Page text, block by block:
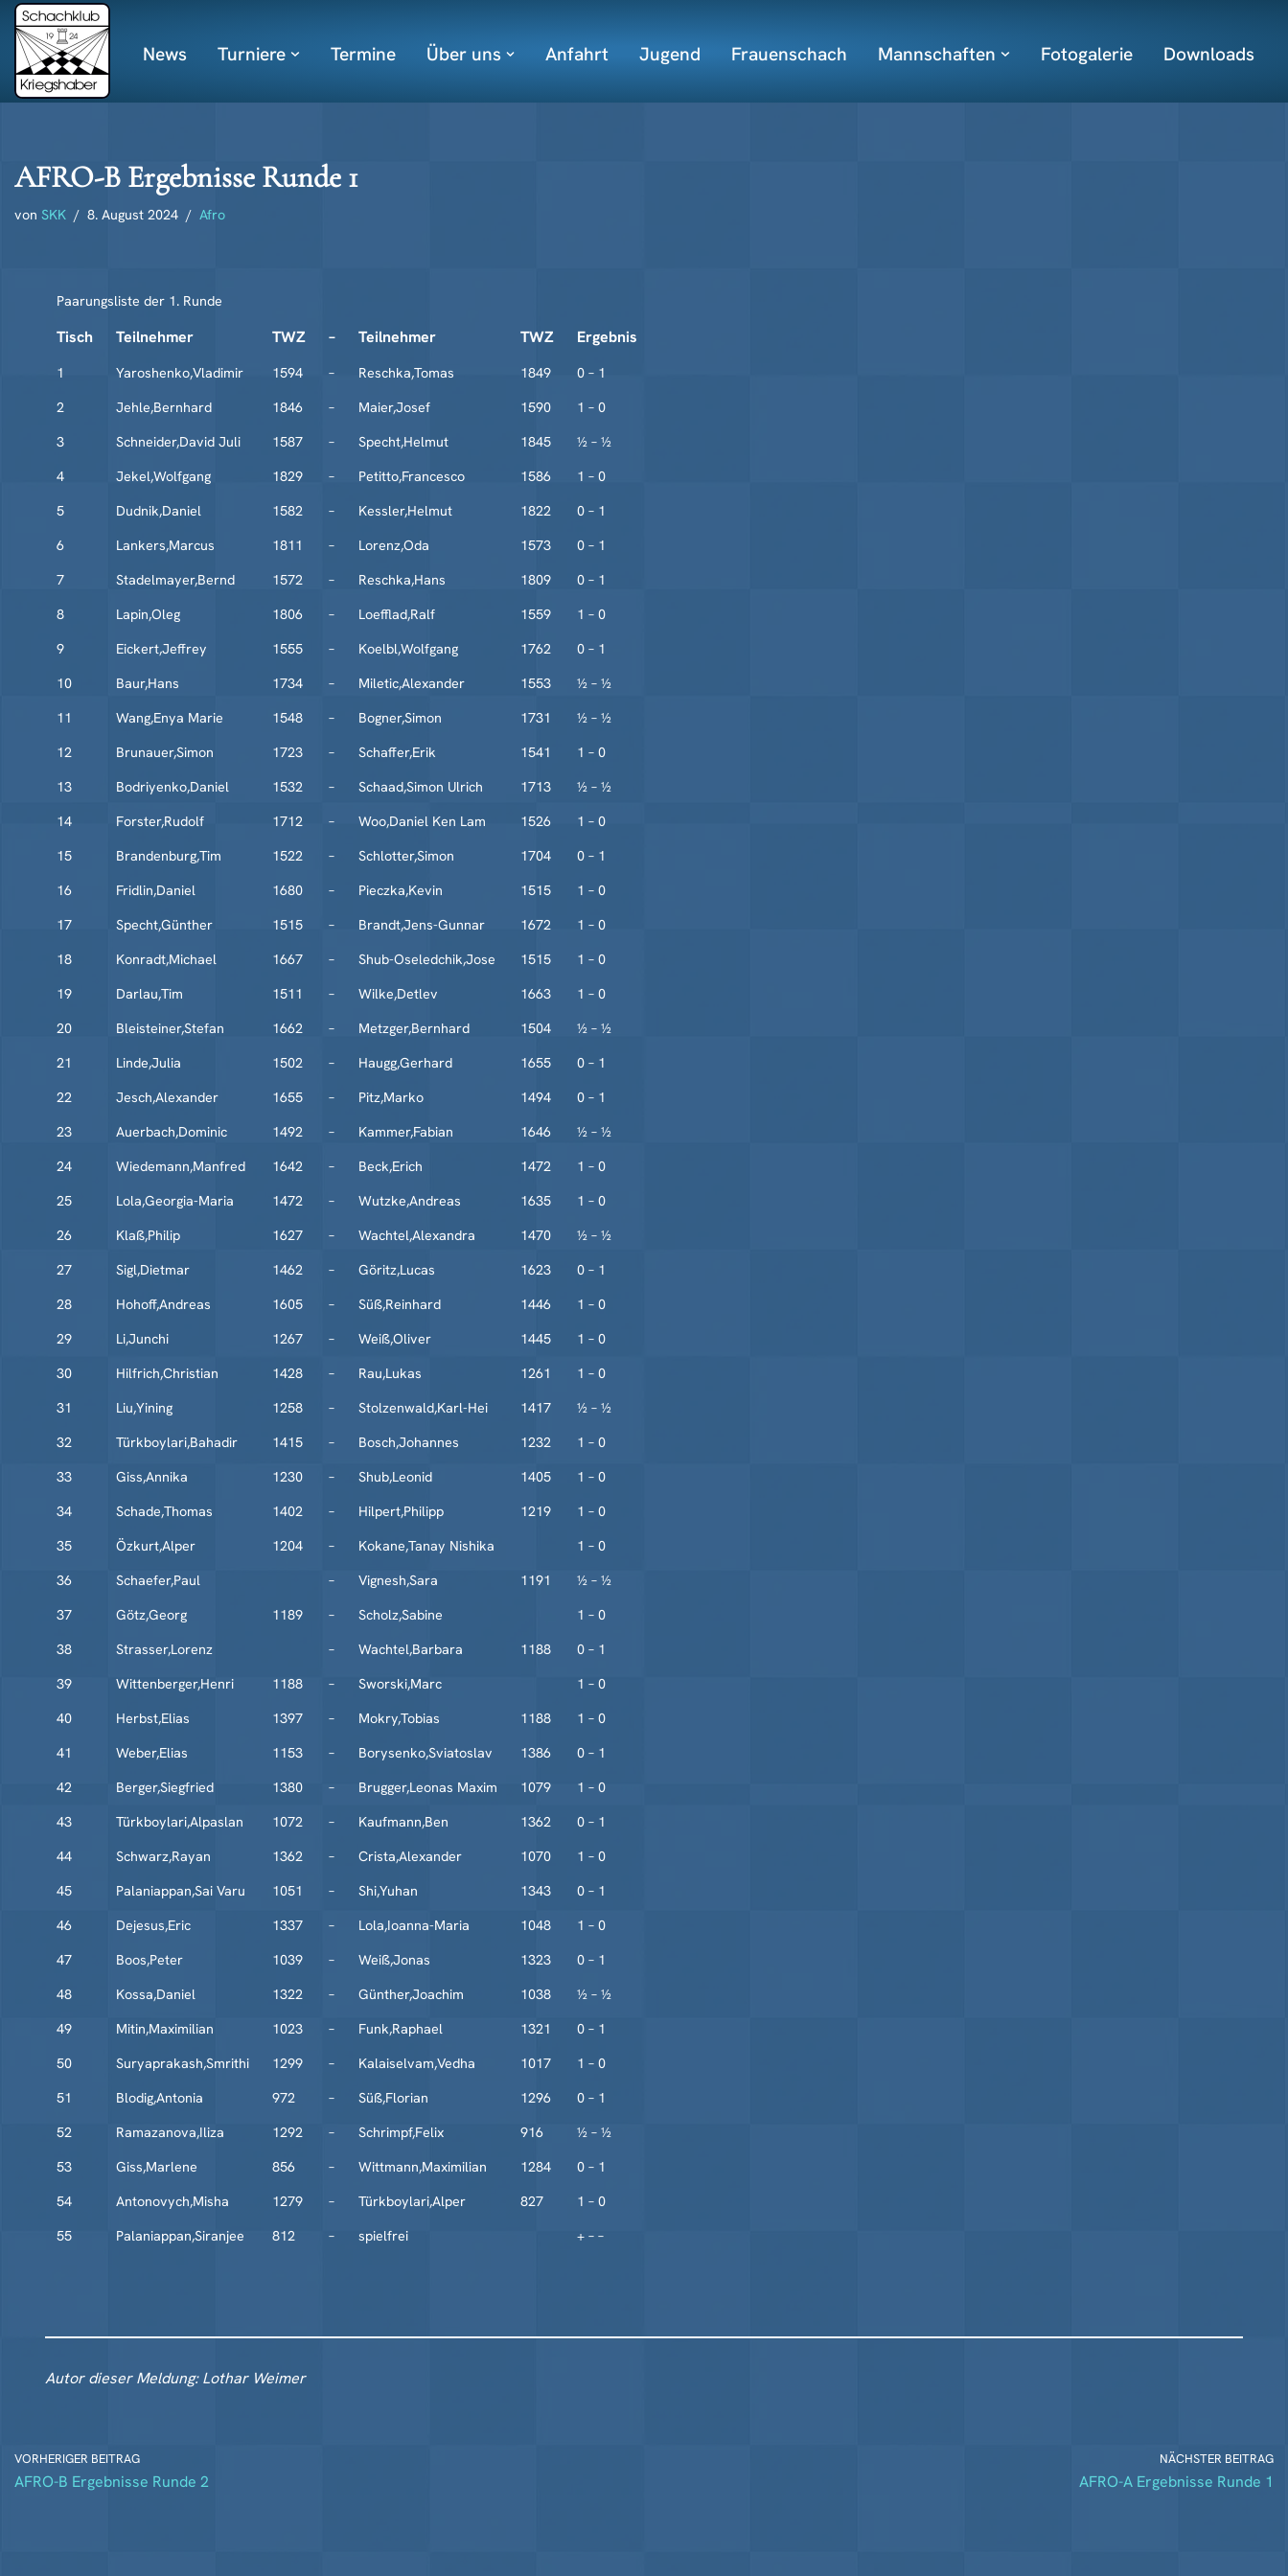
Zum
Inhalt
springen
News Turniere Termine Über uns Anfahrt Jugend Frauenschach Mannschaften Fotogalerie Downloads
AFRO-B Ergebnisse Runde 1
von SKK 8. August 2024 Afro
Paarungsliste der 1. Runde
Tisch Teilnehmer TWZ – Teilnehmer TWZ Ergebnis
1 Yaroshenko,Vladimir 1594 – Reschka,Tomas 1849
0 – 1
2
Jehle,Bernhard 1846 – Maier,Josef 1590
1 – 0
3
Schneider,David Juli 1587 – Specht,Helmut 1845
½ – ½
4
Jekel,Wolfgang 1829 – Petitto,Francesco 1586
1 – 0
5
Dudnik,Daniel 1582 – Kessler,Helmut 1822
0 – 1
6
Lankers,Marcus 1811 – Lorenz,Oda 1573
0 – 1
7
Stadelmayer,Bernd 1572 – Reschka,Hans 1809
0 – 1
8
Lapin,Oleg 1806 – Loefflad,Ralf 1559
1 – 0
9
Eickert,Jeffrey 1555 – Koelbl,Wolfgang 1762
0 – 1
10
Baur,Hans 1734 – Miletic,Alexander 1553
½ – ½
11
Wang,Enya Marie 1548 – Bogner,Simon 1731
½ – ½
12
Brunauer,Simon 1723 – Schaffer,Erik 1541
1 – 0
13
Bodriyenko,Daniel 1532 – Schaad,Simon Ulrich 1713
½ – ½
14
Forster,Rudolf 1712 – Woo,Daniel Ken Lam 1526
1 – 0
15
Brandenburg,Tim 1522 – Schlotter,Simon 1704
0 – 1
16
Fridlin,Daniel 1680 – Pieczka,Kevin 1515
1 – 0
17
Specht,Günther 1515 – Brandt,Jens-Gunnar 1672
1 – 0
18
Konradt,Michael 1667 – Shub-Oseledchik,Jose 1515
1 – 0
19
Darlau,Tim 1511 – Wilke,Detlev 1663
1 – 0
20
Bleisteiner,Stefan 1662 – Metzger,Bernhard 1504
½ – ½
21
Linde,Julia 1502 – Haugg,Gerhard 1655
0 – 1
22
Jesch,Alexander 1655 – Pitz,Marko 1494
0 – 1
23
Auerbach,Dominic 1492 – Kammer,Fabian 1646
½ – ½
24
Wiedemann,Manfred 1642 – Beck,Erich 1472
1 – 0
25
Lola,Georgia-Maria 1472 – Wutzke,Andreas 1635
1 – 0
26
Klaß,Philip 1627 – Wachtel,Alexandra 1470
½ – ½
27
Sigl,Dietmar 1462 – Göritz,Lucas 1623
0 – 1
28
Hohoff,Andreas 1605 – Süß,Reinhard 1446
1 – 0
29
Li,Junchi 1267 – Weiß,Oliver 1445
1 – 0
30
Hilfrich,Christian 1428 – Rau,Lukas 1261
1 – 0
31
Liu,Yining 1258 – Stolzenwald,Karl-Hei 1417
½ – ½
32
Türkboylari,Bahadir 1415 – Bosch,Johannes 1232
1 – 0
33
Giss,Annika 1230 – Shub,Leonid 1405
1 – 0
34
Schade,Thomas 1402 – Hilpert,Philipp 1219
1 – 0
35
Özkurt,Alper 1204 – Kokane,Tanay Nishika
1 – 0
36
Schaefer,Paul – Vignesh,Sara 1191
½ – ½
37
Götz,Georg 1189 – Scholz,Sabine
1 – 0
38
Strasser,Lorenz – Wachtel,Barbara 1188
0 – 1
39
Wittenberger,Henri 1188 – Sworski,Marc
1 – 0
40
Herbst,Elias 1397 – Mokry,Tobias 1188
1 – 0
41
Weber,Elias 1153 – Borysenko,Sviatoslav 1386
0 – 1
42
Berger,Siegfried 1380 – Brugger,Leonas Maxim 1079
1 – 0
43
Türkboylari,Alpaslan 1072 – Kaufmann,Ben 1362
0 – 1
44
Schwarz,Rayan 1362 – Crista,Alexander 1070
1 – 0
45
Palaniappan,Sai Varu 1051 – Shi,Yuhan 1343
0 – 1
46
Dejesus,Eric 1337 – Lola,Ioanna-Maria 1048
1 – 0
47
Boos,Peter 1039 – Weiß,Jonas 1323
0 – 1
48
Kossa,Daniel 1322 – Günther,Joachim 1038
½ – ½
49
Mitin,Maximilian 1023 – Funk,Raphael 1321
0 – 1
50
Suryaprakash,Smrithi 1299 – Kalaiselvam,Vedha 1017
1 – 0
51
Blodig,Antonia 972 – Süß,Florian 1296
0 – 1
52
Ramazanova,Iliza 1292 – Schrimpf,Felix 916
½ – ½
53
Giss,Marlene 856 – Wittmann,Maximilian 1284
0 – 1
54
Antonovych,Misha 1279 – Türkboylari,Alper 827
1 – 0
55
Palaniappan,Siranjee 812 – spielfrei + – –
Autor dieser Meldung: Lothar Weimer
VORHERIGER BEITRAG
AFRO-B Ergebnisse Runde 2
NÄCHSTER BEITRAG
AFRO-A Ergebnisse Runde 1